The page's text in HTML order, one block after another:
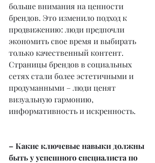
больше внимания на ценности
брендов. Это изменило подход к
продвижению: люди предпочли
экономить свое время и выбирать
только качественный контент.
Страницы брендов в социальных
сетях стали более эстетичными и
продуманными – люди ценят
визуальную гармонию,
информативность и искренность.
– Какие ключевые навыки должны
быть у успешного специалиста по